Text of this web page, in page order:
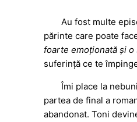
Au fost multe
părinte care poate
foarte emoționată și o
suferință ce te
Îmi place la
partea de final a
abandonat. Toni